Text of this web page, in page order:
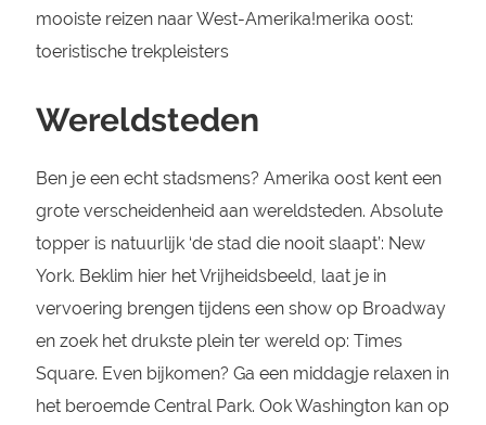
mooiste reizen naar West-Amerika!merika oost:
toeristische trekpleisters
Wereldsteden
Ben je een echt stadsmens? Amerika oost kent een
grote verscheidenheid aan wereldsteden. Absolute
topper is natuurlijk ‘de stad die nooit slaapt’: New
York. Beklim hier het Vrijheidsbeeld, laat je in
vervoering brengen tijdens een show op Broadway
en zoek het drukste plein ter wereld op: Times
Square. Even bijkomen? Ga een middagje relaxen in
het beroemde Central Park. Ook Washington kan op